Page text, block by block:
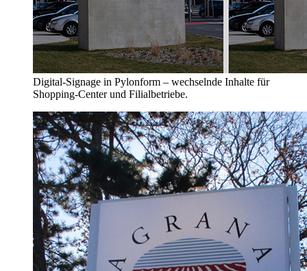
Digital-Signage in Pylonform – wechselnde Inhalte für
Shopping-Center und Filialbetriebe.